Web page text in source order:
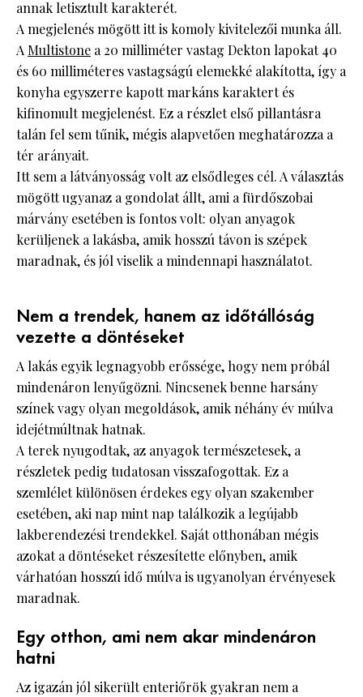
annak letisztult karakterét.
A megjelenés mögött itt is komoly kivitelezői munka áll.
A Multistone a 20 milliméter vastag Dekton lapokat 40
és 60 milliméteres vastagságú elemekké alakította, így a
konyha egyszerre kapott markáns karaktert és
kifinomult megjelenést. Ez a részlet első pillantásra
talán fel sem tűnik, mégis alapvetően meghatározza a
tér arányait.
Itt sem a látványosság volt az elsődleges cél. A választás
mögött ugyanaz a gondolat állt, ami a fürdőszobai
márvány esetében is fontos volt: olyan anyagok
kerüljenek a lakásba, amik hosszú távon is szépek
maradnak, és jól viselik a mindennapi használatot.
Nem a trendek, hanem az időtállóság
vezette a döntéseket
A lakás egyik legnagyobb erőssége, hogy nem próbál
mindenáron lenyűgözni. Nincsenek benne harsány
színek vagy olyan megoldások, amik néhány év múlva
idejétmúltnak hatnak.
A terek nyugodtak, az anyagok természetesek, a
részletek pedig tudatosan visszafogottak. Ez a
szemlélet különösen érdekes egy olyan szakember
esetében, aki nap mint nap találkozik a legújabb
lakberendezési trendekkel. Saját otthonában mégis
azokat a döntéseket részesítette előnyben, amik
várhatóan hosszú idő múlva is ugyanolyan érvényesek
maradnak.
Egy otthon, ami nem akar mindenáron
hatni
Az igazán jól sikerült enteriőrök gyakran nem a